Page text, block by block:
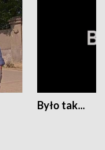
Było tak...